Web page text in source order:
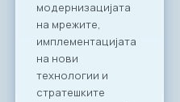
целото портфолио
на Ragusa Group
Она што ја прави
посебна е
нејзиниот широк